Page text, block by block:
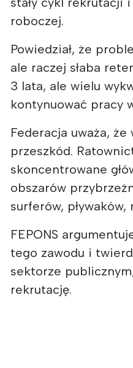
roboczej.
Powiedział, że
ale raczej słaba
3 lata, ale wielu
kontynuować pracy
Federacja uważa,
przeszkód.
skoncentrowane
obszarów
surferów,
FEPONS
tego zawodu i
sektorze
rekrutację.